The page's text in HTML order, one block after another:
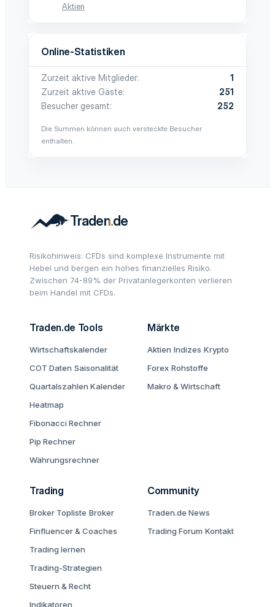
Aktien
Online-Statistiken
Zurzeit aktive Mitglieder
1
Zurzeit aktive Gäste
251
Besucher gesamt
252
Die Summen können auch versteckte Besucher
enthalten.
Risikohinweis: CFDs sind komplexe Instrumente mit
Hebel und bergen ein hohes finanzielles Risiko.
Zwischen 74-89% der Privatanlegerkonten verlieren
beim Handel mit CFDs.
Traden.de Tools
Wirtschaftskalender
COT Daten Saisonalität
Quartalszahlen Kalender
Heatmap
Fibonacci Rechner
Pip Rechner
Währungsrechner
Märkte
Aktien Indizes Krypto
Forex Rohstoffe
Makro & Wirtschaft
Trading
Broker Topliste Broker
Finfluencer & Coaches
Trading lernen
Trading-Strategien
Steuern & Recht
Indikatoren
Community
Traden.de News
Trading Forum Kontakt